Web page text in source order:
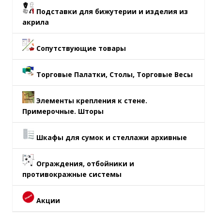
Подставки для бижутерии и изделия из
акрила
Сопутствующие товары
Торговые Палатки, Столы, Торговые Весы
Элементы крепления к стене.
Примерочные. Шторы
Шкафы для сумок и стеллажи архивные
Ограждения, отбойники и
противокражные системы
Акции